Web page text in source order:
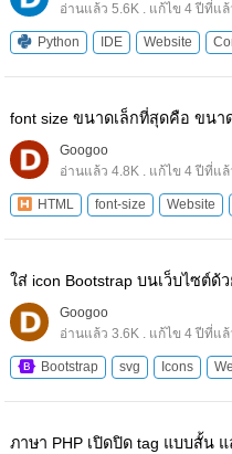
อ่านแล้ว 5.6K . แก้ไข 4 ปีที่แล้
Python IDE Website
font size ขนาดเล็กที่สุดคือ ขนา
Googoo
อ่านแล้ว 4.8K . แก้ไข 4 ปีที่แล้
HTML font-size Website
ใส่ icon Bootstrap บนเว็บไซต์ด้
Googoo
อ่านแล้ว 3.6K . แก้ไข 4 ปีที่แล้
Bootstrap svg Icons
ภาษา PHP เปิดปิด tag แบบสั้น